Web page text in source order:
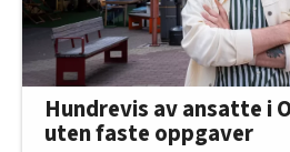
Hundrevis av ansatte i
uten faste oppgaver